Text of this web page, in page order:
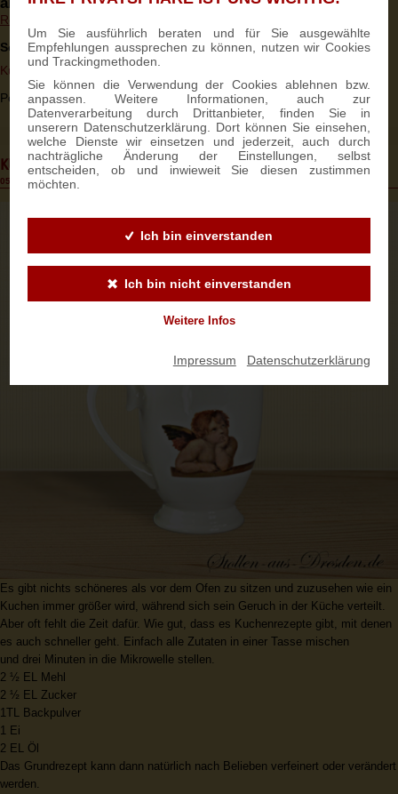
Um Sie ausführlich beraten und für Sie ausgewählte
Empfehlungen aussprechen zu können, nutzen wir Cookies
und Trackingmethoden.
Sie können die Verwendung der Cookies ablehnen bzw.
anpassen. Weitere Informationen, auch zur
Datenverarbeitung durch Drittanbieter, finden Sie in
unserern Datenschutzerklärung. Dort können Sie einsehen,
welche Dienste wir einsetzen und jederzeit, auch durch
nachträgliche Änderung der Einstellungen, selbst
entscheiden, ob und inwieweit Sie diesen zustimmen
möchten.
Ich bin einverstanden
Ich bin nicht einverstanden
Weitere Infos
Impressum Datenschutzerklärung
Read More
Schlagworte: Christstollen Stollen
Kürbisstollen
Kürbis
Herbst Halloween
Posted inRezepte By Elena Luisa Valente
KUCHEN MAL ANDERS
05.06.2015 17:03:28
Es gibt nichts schöneres als vor dem Ofen zu sitzen und zuzusehen wie ein
Kuchen immer größer wird, während sich sein Geruch in der Küche verteilt.
Aber oft fehlt die Zeit dafür. Wie gut, dass es Kuchenrezepte gibt, mit denen
es auch schneller geht. Einfach alle Zutaten in einer Tasse mischen
und drei Minuten in die Mikrowelle stellen.
2 ½ EL Mehl
2 ½ EL Zucker
1TL Backpulver
1 Ei
2 EL Öl
Das Grundrezept kann dann natürlich nach Belieben verfeinert oder verändert
werden.